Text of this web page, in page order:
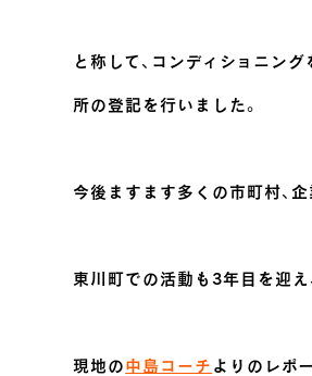
と称して、コンディショニン
所の登記を行いました。
今後ますます多くの市町村、
東川町での活動も3年目を迎え
現地の中島コーチ よりのレポ